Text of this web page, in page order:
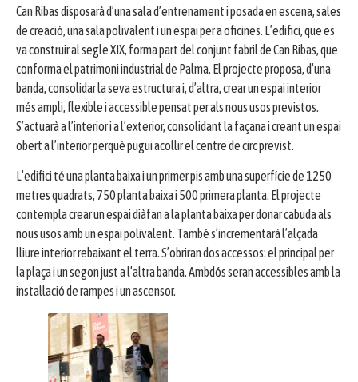
Can Ribas disposarà d’una sala d’entrenament i posada en escena, sales
de creació, una sala polivalent i un espai per a oficines. L’edifici, que es
va construir al segle XIX, forma part del conjunt fabril de Can Ribas, que
conforma el patrimoni industrial de Palma. El projecte proposa, d’una
banda, consolidar la seva estructura i, d’altra, crear un espai interior
més ampli, flexible i accessible pensat per als nous usos previstos.
S’actuarà a l’interior i a l’exterior, consolidant la façana i creant un espai
obert a l’interior perquè pugui acollir el centre de circ previst.
L’edifici té una planta baixa i un primer pis amb una superfície de 1250
metres quadrats, 750 planta baixa i 500 primera planta. El projecte
contempla crear un espai diàfan a la planta baixa per donar cabuda als
nous usos amb un espai polivalent. També s’incrementarà l’alçada
lliure interior rebaixant el terra. S’obriran dos accessos: el principal per
la plaça i un segon just a l’altra banda. Ambdós seran accessibles amb la
instal·lació de rampes i un ascensor.